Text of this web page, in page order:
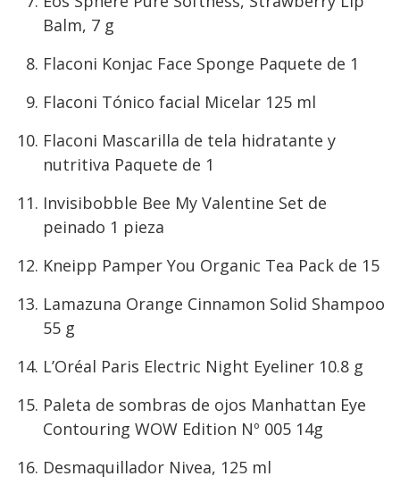
Balm, 7 g
Flaconi Konjac Face Sponge Paquete de 1
Flaconi Tónico facial Micelar 125 ml
Flaconi Mascarilla de tela hidratante y
nutritiva Paquete de 1
Invisibobble Bee My Valentine Set de
peinado 1 pieza
Kneipp Pamper You Organic Tea Pack de 15
Lamazuna Orange Cinnamon Solid Shampoo
55 g
L’Oréal Paris Electric Night Eyeliner 10.8 g
Paleta de sombras de ojos Manhattan Eye
Contouring WOW Edition Nº 005 14g
Desmaquillador Nivea, 125 ml